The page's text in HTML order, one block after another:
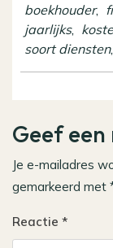
boekhouder,
jaarlijks,
soort diensten,
Geef
Je e-mailadres
gemarkeerd met
Reactie *